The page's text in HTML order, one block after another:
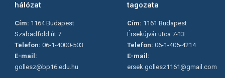
hálózat
Cím: 1164 Budapest
Szabadföld út 7.
Telefon: 06-1-4000-503
E-mail:
gollesz@bp16.edu.hu
tagozata
Cím: 1161 Budapest
Érsekújvár utca 7-13.
Telefon: 06-1-405-4214
E-mail:
ersek.gollesz1161@gmail.com